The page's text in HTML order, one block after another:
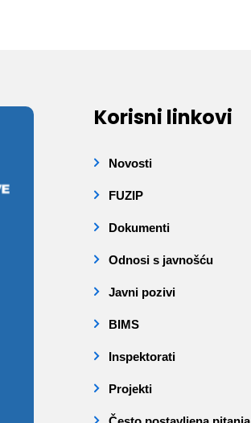
Korisni linkovi
Novosti
FUZIP
Dokumenti
Odnosi s javnošću
Javni pozivi
BIMS
Inspektorati
Projekti